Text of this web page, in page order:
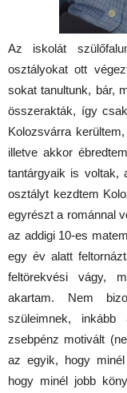
Az iskolát
osztályokat ott
sokat tanultunk, bár,
összerakták, így
Kolozsvárra
illetve akkor
tantárgyaik is voltak,
osztályt kezdtem
egyrészt a románnal
az addigi 10-es
egy év alatt
feltörekvési vágy,
akartam. Nem
szüleimnek,
zsebpénz motivált
az egyik, hogy
hogy minél jobb